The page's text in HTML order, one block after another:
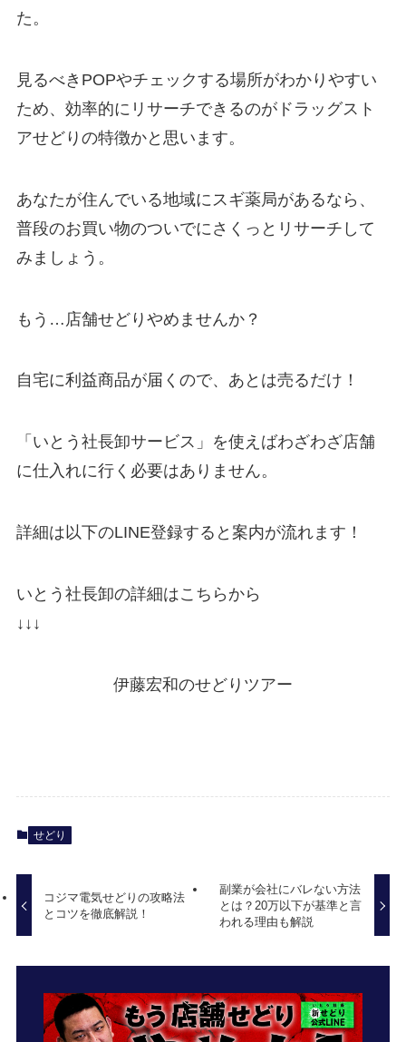
た。
見るべきPOPやチェックする場所がわかりやすい
ため、効率的にリサーチできるのがドラッグスト
アせどりの特徴かと思います。
あなたが住んでいる地域にスギ薬局があるなら、
普段のお買い物のついでにさくっとリサーチして
みましょう。
もう…店舗せどりやめませんか？
自宅に利益商品が届くので、あとは売るだけ！
「いとう社長卸サービス」を使えばわざわざ店舗
に仕入れに行く必要はありません。
詳細は以下のLINE登録すると案内が流れます！
いとう社長卸の詳細はこちらから
↓↓↓
伊藤宏和のせどりツアー
せどり
コジマ電気せどりの攻略法
とコツを徹底解説！
副業が会社にバレない方法
とは？20万以下が基準と言
われる理由も解説